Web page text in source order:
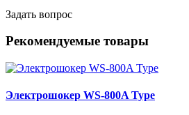
Задать вопрос
Рекомендуемые товары
Электрошокер WS-800A Type